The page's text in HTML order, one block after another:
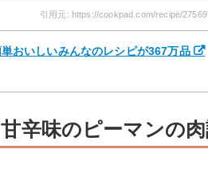
引用元: https://cookpad.com/recipe/
おいしいみんなのレシピが367万品
辛味のピーマンの